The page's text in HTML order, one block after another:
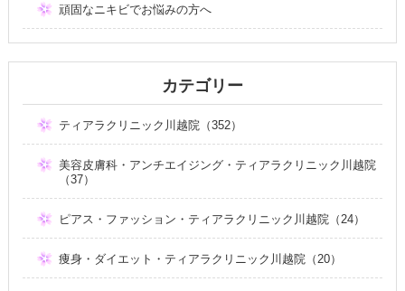
頑固なニキビでお悩みの方へ
カテゴリー
ティアラクリニック川越院（352）
美容皮膚科・アンチエイジング・ティアラクリニック川越院
（37）
ピアス・ファッション・ティアラクリニック川越院（24）
痩身・ダイエット・ティアラクリニック川越院（20）